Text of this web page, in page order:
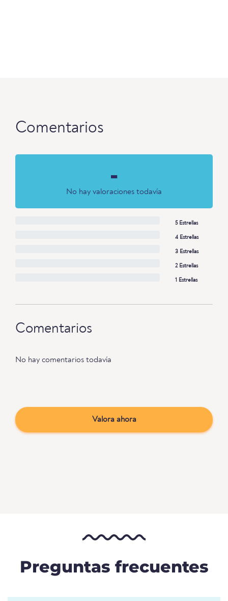
Comentarios
-
No hay valoraciones todavía
5 Estrellas
4 Estrellas
3 Estrellas
2 Estrellas
1 Estrellas
Comentarios
No hay comentarios todavía
Valora ahora
Preguntas frecuentes